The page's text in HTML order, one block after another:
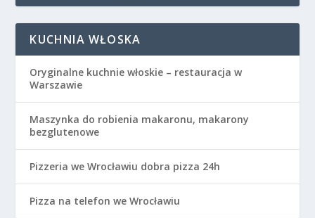
KUCHNIA WŁOSKA
Oryginalne kuchnie włoskie – restauracja w
Warszawie
Maszynka do robienia makaronu, makarony
bezglutenowe
Pizzeria we Wrocławiu dobra pizza 24h
Pizza na telefon we Wrocławiu